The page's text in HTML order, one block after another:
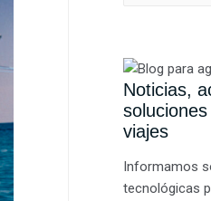
Noticias,
viajes
Informamos
tecnológicas